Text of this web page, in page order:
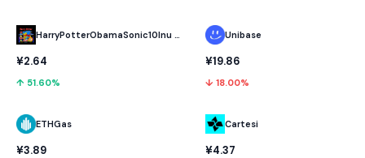
HarryPotterObamaSonic10Inu (ETH)
¥2.64
↑ 51.60%
ETHGas
¥3.89
Unibase
¥19.86
↓ 18.00%
Cartesi
¥4.37